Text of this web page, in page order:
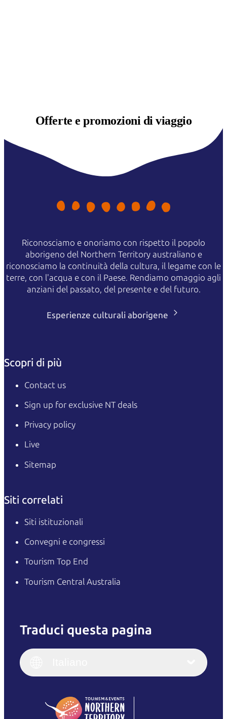
Offerte epromozioni di viaggio
Riconosciamo e onoriamo con rispetto il popolo
aborigeno del Northern Territory australiano e
riconosciamo la continuità della cultura, il legame con le
terre, con l'acqua e con il Paese. Rendiamo omaggio agli
anziani del passato, del presente e del futuro.
Esperienze culturali aborigene
Scopri di più
Contact us
Sign up for exclusive NT deals
Privacy policy
Live
Sitemap
Siti correlati
Siti istituzionali
Convegni e congressi
Tourism Top End
Tourism Central Australia
Traduci questa pagina
English
(Singapore)
Italiano